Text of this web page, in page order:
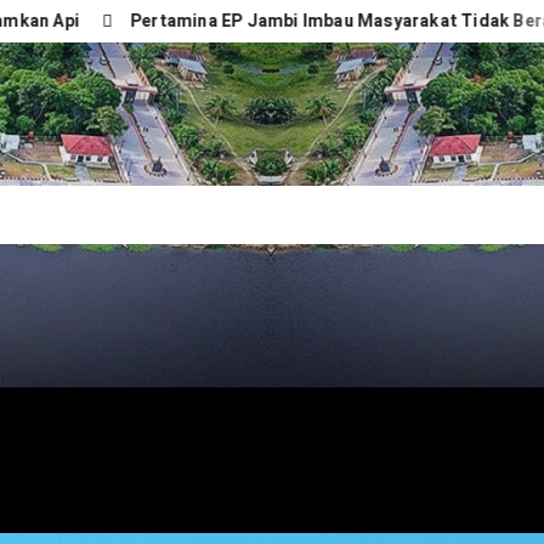
Pertamina EP Jambi Imbau Masyarakat Tidak Beraktivitas